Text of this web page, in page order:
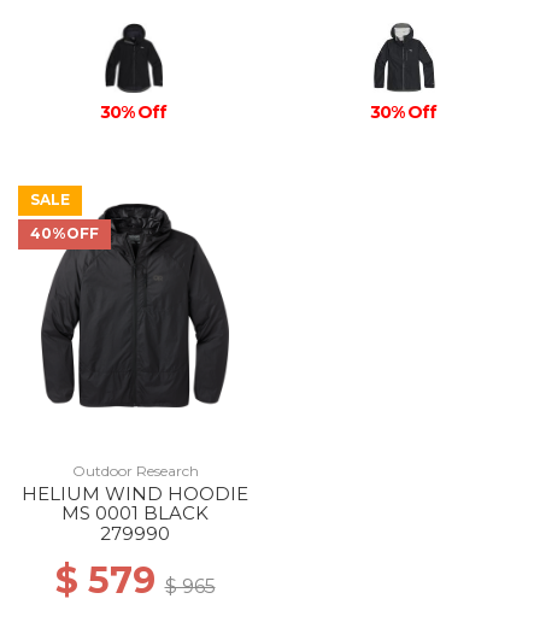
30% Off 30% Off
SALE
40%OFF
Outdoor Research
HELIUM WIND HOODIE
MS 0001 BLACK
279990
$ 579$ 965